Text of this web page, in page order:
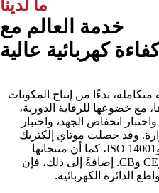
ما لدينا
خدمة العالم مع
كفاءة كهربائية عالية
بدءًا من إنتاج المكونات
مع خضوعها للرقابة الدورية،
انخفاض الجهد، واختبار
وقد حصلت موتاي إلكتريك
على شهادتي نظام إدارة الجودة ISO 9001 وISO 14001، كما أن منتجاتها
حاصلة على شهادات الجودة الدولية CCC وCE وCB. إضافةً إلى ذلك، فإن
الدائرة الكهربائية.